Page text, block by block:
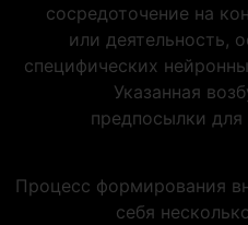
сосредоточение на
или деятельность,
специфических
Указанная
предпосылки для
Процесс формирования
себя